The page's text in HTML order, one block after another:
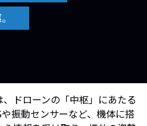
ドローンの「中枢」にあたる
振動センサーなど、機体に搭